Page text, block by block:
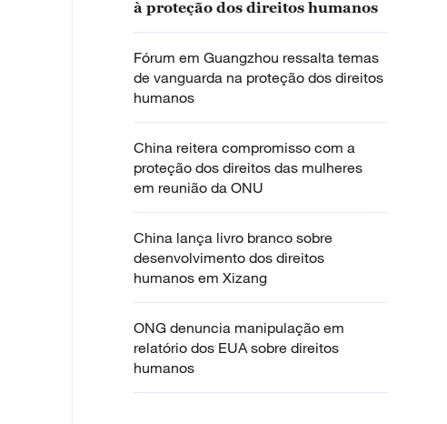
à proteção dos direitos humanos
Fórum em Guangzhou ressalta temas
de vanguarda na proteção dos direitos
humanos
China reitera compromisso com a
proteção dos direitos das mulheres
em reunião da ONU
China lança livro branco sobre
desenvolvimento dos direitos
humanos em Xizang
ONG denuncia manipulação em
relatório dos EUA sobre direitos
humanos